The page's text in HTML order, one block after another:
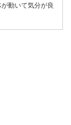
動いて気分が良